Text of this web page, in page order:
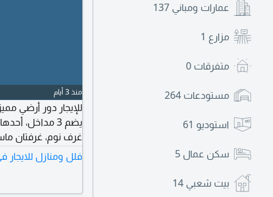
عمارات ومباني 137
مزارع 1
متفرقات 0
مستودعات 264
استوديو 61
سكن عمال 5
بيت شعبي 14
منذ 3 أيام
للإيجار دور أرضي
غرف نوم، غرفتان
للضيوف، مطبخ،
فلل ومنازل